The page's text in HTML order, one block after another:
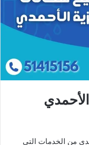
من الخدمات التي